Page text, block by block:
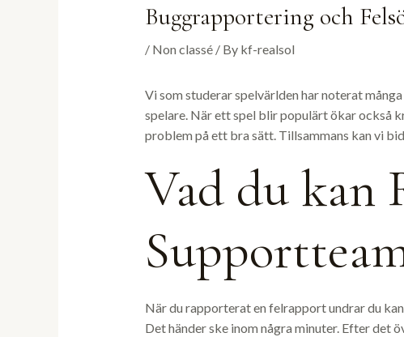
Buggrapportering och
/ Non classé/ By kf-realsol
Vi som studerar spelvärlden har noterat
spelare. När ett spel blir populärt ökar också
problem på ett bra sätt. Tillsammans kan vi
Vad du kan
När du rapporterat en felrapport undrar du
Det händer ske inom några minuter. Efter det